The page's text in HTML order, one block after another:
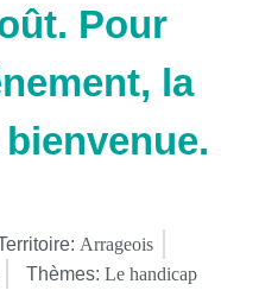
Pour
la
Arrageois
Thèmes: Le handicap